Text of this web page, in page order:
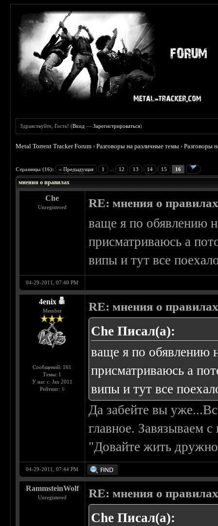
Здравствуйте, Гость! (Вход —Зарегистрироваться)
Metal Torrent Tracker Forum ›Разговоры на различные темы ›Разговоры
Страницы (16): « Предыдущая 1 12 13 14 15 16
мнения о правилах
Che
Unregistered RE: мнения о
ваще я по обявлению
присматриваюсь а
випы и тут все
04-29-2011, 07:40 PM
4enix
Member
Сообщений: 161
Темы: 1
У нас с: Jan 2011
Рейтинг: 6
RE: мнения о
Che Писал(а):
ваще я по обявлению
присматриваюсь а
випы и тут все
Да забейте вы
главное. Завязываем
"Довайте жить
04-29-2011, 07:44 PM
RammsteinWolf
Unregistered RE: мнения о
Che Писал(а):